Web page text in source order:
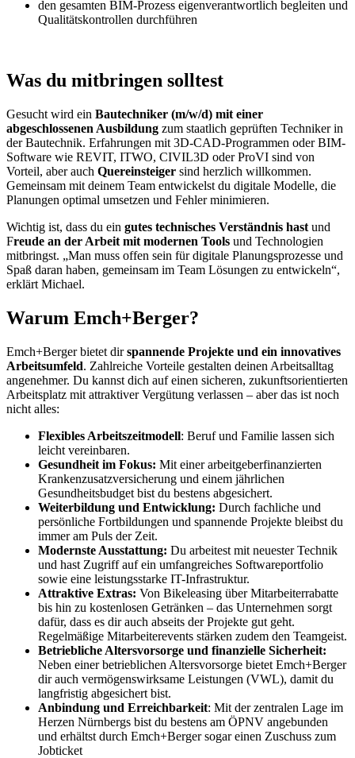
den gesamten BIM-Prozess eigenverantwortlich begleiten und
Qualitätskontrollen durchführen
Was du mitbringen solltest
Gesucht wird ein Bautechniker (m/w/d) mit einer
abgeschlossenen Ausbildung zum staatlich geprüften Techniker in
der Bautechnik. Erfahrungen mit 3D-CAD-Programmen oder BIM-
Software wie REVIT, ITWO, CIVIL3D oder ProVI sind von
Vorteil, aber auch Quereinsteiger sind herzlich willkommen.
Gemeinsam mit deinem Team entwickelst du digitale Modelle, die
Planungen optimal umsetzen und Fehler minimieren.
Wichtig ist, dass du ein gutes technisches Verständnis hast und
Freude an der Arbeit mit modernen Tools und Technologien
mitbringst. „Man muss offen sein für digitale Planungsprozesse und
Spaß daran haben, gemeinsam im Team Lösungen zu entwickeln“,
erklärt Michael.
Warum Emch+Berger?
Emch+Berger bietet dirspannende Projekte und ein innovatives
Arbeitsumfeld. Zahlreiche Vorteile gestalten deinen Arbeitsalltag
angenehmer. Du kannst dich auf einen sicheren, zukunftsorientierten
Arbeitsplatz mit attraktiver Vergütung verlassen – aber das ist noch
nicht alles:
Flexibles Arbeitszeitmodell: Beruf und Familie lassen sich
leicht vereinbaren.
Gesundheit im Fokus: Mit einer arbeitgeberfinanzierten
Krankenzusatzversicherung und einem jährlichen
Gesundheitsbudget bist du bestens abgesichert.
Weiterbildung und Entwicklung: Durch fachliche und
persönliche Fortbildungen und spannende Projekte bleibst du
immer am Puls der Zeit.
Modernste Ausstattung: Du arbeitest mit neuester Technik
und hast Zugriff auf ein umfangreiches Softwareportfolio
sowie eine leistungsstarke IT-Infrastruktur.
Attraktive Extras: Von Bikeleasing über Mitarbeiterrabatte
bis hin zu kostenlosen Getränken – das Unternehmen sorgt
dafür, dass es dir auch abseits der Projekte gut geht.
Regelmäßige Mitarbeiterevents stärken zudem den Teamgeist.
Betriebliche Altersvorsorge und finanzielle Sicherheit:
Neben einer betrieblichen Altersvorsorge bietet Emch+Berger
dir auch vermögenswirksame Leistungen (VWL), damit du
langfristig abgesichert bist.
Anbindung und Erreichbarkeit: Mit der zentralen Lage im
Herzen Nürnbergs bist du bestens am ÖPNV angebunden
und erhältst durch Emch+Berger sogar einen Zuschuss zum
Jobticket